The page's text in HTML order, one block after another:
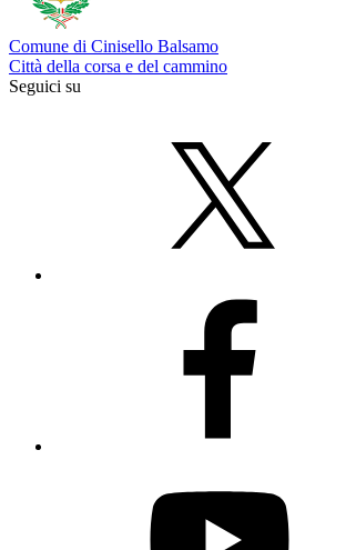
Comune di Cinisello Balsamo
Città della corsa e del cammino
Seguici su